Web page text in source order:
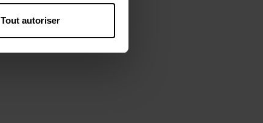
Tout autoriser